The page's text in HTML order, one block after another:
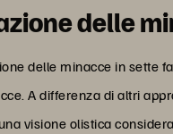
delle
delle minacce in
A differenza di altri
visione olistica